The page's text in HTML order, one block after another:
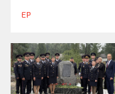
ЕР